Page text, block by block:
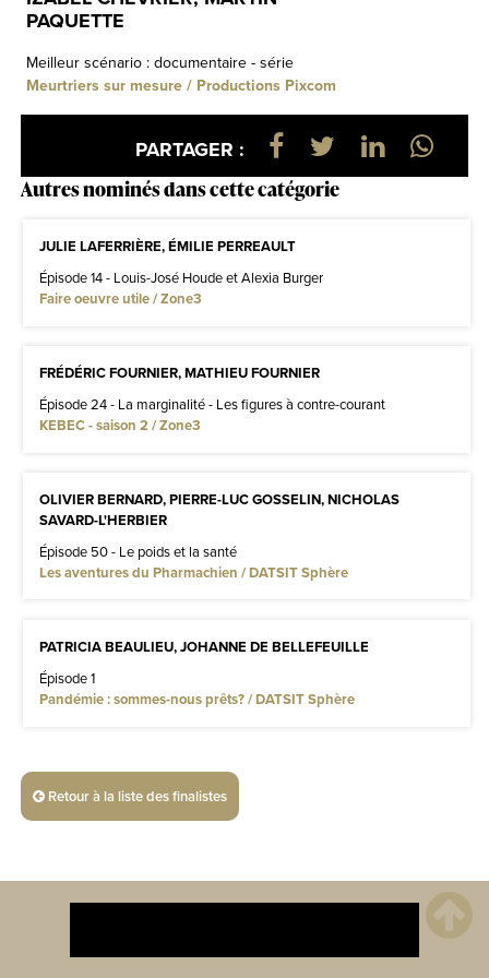
PAQUETTE
Meilleur scénario : documentaire - série
Meurtriers sur mesure / Productions Pixcom
PARTAGER :
Autres nominés dans cette catégorie
JULIE LAFERRIÈRE, ÉMILIE PERREAULT
Épisode 14 - Louis-José Houde et Alexia Burger
Faire oeuvre utile / Zone3
FRÉDÉRIC FOURNIER, MATHIEU FOURNIER
Épisode 24 - La marginalité - Les figures à contre-courant
KEBEC - saison 2 / Zone3
OLIVIER BERNARD, PIERRE-LUC GOSSELIN, NICHOLAS
SAVARD-L'HERBIER
Épisode 50 - Le poids et la santé
Les aventures du Pharmachien / DATSIT Sphère
PATRICIA BEAULIEU, JOHANNE DE BELLEFEUILLE
Épisode 1
Pandémie : sommes-nous prêts? / DATSIT Sphère
Retour à la liste des finalistes